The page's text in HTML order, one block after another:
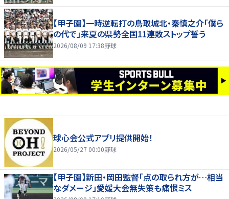
【甲子園】一時逆転打の鳥取城北・秦慎之介「僕ら
の代で」来夏の県勢全国11連敗ストップ誓う
2026/08/09 17:38野球
球心会公式アプリ提供開始！
2026/05/27 00:00野球
【甲子園】新田・岡田監督「点の取られ方が…相当
なダメージ」愛媛大会無失策も痛恨ミス